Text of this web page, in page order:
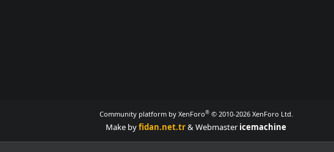
Community platform by XenForo® © 2010-2026 XenForo Ltd.
Make byfidan.net.tr& Webmaster icemachine